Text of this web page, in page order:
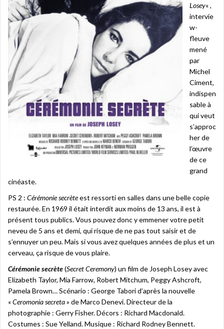
Losey« ,
intervie
w-
fleuve
mené
par
Michel
Ciment,
indispen
sable à
qui veut
s’approc
her de
l’œuvre
de ce
grand
cinéaste.
PS 2 : Cérémonie secrèteest ressorti en salles dans une belle copie
restaurée. En 1969 il était interdit aux moins de 13 ans, il est à
présent tous publics. Vous pouvez donc y emmener votre petit
neveu de 5 ans et demi, qui risque de ne pas tout saisir et de
s’ennuyer un peu. Mais si vous avez quelques années de plus et un
cerveau, ça risque de vous plaire.
Cérémonie secrète(Secret Ceremony) un film de Joseph Losey avec
Elizabeth Taylor, Mia Farrow, Robert Mitchum, Peggy Ashcroft,
Pamela Brown… Scénario : George Tabori d’après la nouvelle
«Ceromonia secreta» de Marco Denevi. Directeur de la
photographie : Gerry Fisher. Décors : Richard Macdonald.
Costumes : Sue Yelland. Musique : Richard Rodney Bennett.